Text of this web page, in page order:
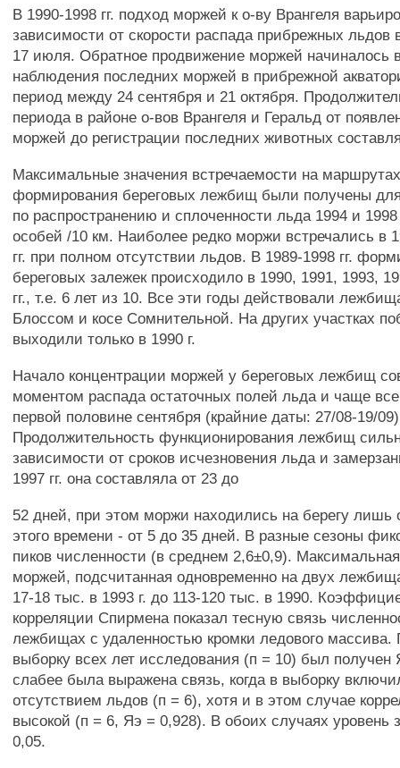
В 1990-1998 гг. подход моржей к о-ву Врангеля
зависимости от скорости распада прибрежных льдов
17 июля. Обратное продвижение моржей начиналось
наблюдения последних моржей в прибрежной
период между 24 сентября и 21 октября.
периода в районе о-вов Врангеля и Геральд от
моржей до регистрации последних животных
Максимальные значения встречаемости на
формирования береговых лежбищ были получены
по распространению и сплоченности льда 1994 и 1998
особей /10 км. Наиболее редко моржи встречались в
гг. при полном отсутствии льдов. В 1989-1998 гг.
береговых залежек происходило в 1990, 1991, 1993,
гг., т.е. 6 лет из 10. Все эти годы действовали
Блоссом и косе Сомнительной. На других участках
выходили только в 1990 г.
Начало концентрации моржей у береговых лежбищ
моментом распада остаточных полей льда и чаще
первой половине сентября (крайние даты: 27/08-19/
Продолжительность функционирования лежбищ
зависимости от сроков исчезновения льда и
1997 гг. она составляла от 23 до
52 дней, при этом моржи находились на берегу лишь
этого времени - от 5 до 35 дней. В разные сезоны
пиков численности (в среднем 2,6±0,9).
моржей, подсчитанная одновременно на двух
17-18 тыс. в 1993 г. до 113-120 тыс. в 1990.
корреляции Спирмена показал тесную связь
лежбищах с удаленностью кромки ледового
выборку всех лет исследования (п = 10) был получен
слабее была выражена связь, когда в выборку
отсутствием льдов (п = 6), хотя и в этом случае
высокой (п = 6, Яэ = 0,928). В обоих случаях уровень
0,05.